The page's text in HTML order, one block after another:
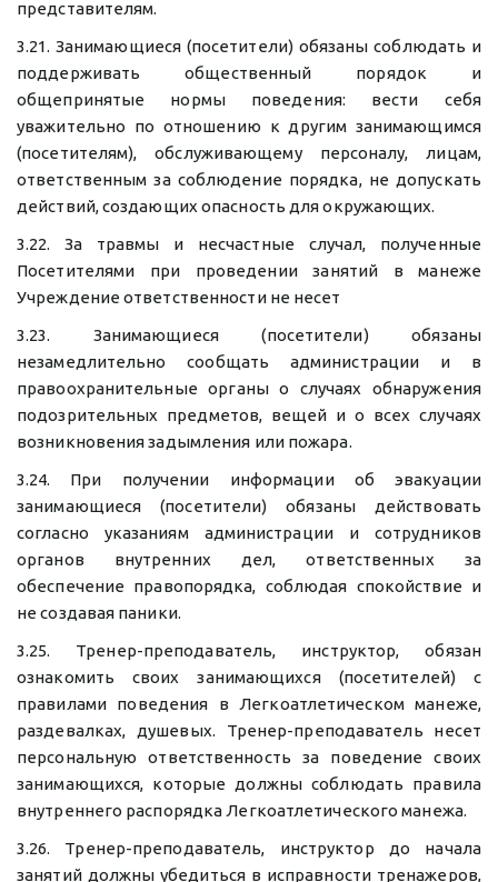
представителям.
3.21. Занимающиеся (посетители) обязаны соблюдать и
поддерживать общественный порядок и
общепринятые нормы поведения: вести себя
уважительно по отношению к другим занимающимся
(посетителям), обслуживающему персоналу, лицам,
ответственным за соблюдение порядка, не допускать
действий, создающих опасность для окружающих.
3.22. За травмы и несчастные случал, полученные
Посетителями при проведении занятий в манеже
Учреждение ответственности не несет
3.23. Занимающиеся (посетители) обязаны
незамедлительно сообщать администрации и в
правоохранительные органы о случаях обнаружения
подозрительных предметов, вещей и о всех случаях
возникновения задымления или пожара.
3.24. При получении информации об эвакуации
занимающиеся (посетители) обязаны действовать
согласно указаниям администрации и сотрудников
органов внутренних дел, ответственных за
обеспечение правопорядка, соблюдая спокойствие и
не создавая паники.
3.25. Тренер-преподаватель, инструктор, обязан
ознакомить своих занимающихся (посетителей) с
правилами поведения в Легкоатлетическом манеже,
раздевалках, душевых. Тренер-преподаватель несет
персональную ответственность за поведение своих
занимающихся, которые должны соблюдать правила
внутреннего распорядка Легкоатлетического манежа.
3.26. Тренер-преподаватель, инструктор до начала
занятий должны убедиться в исправности тренажеров,